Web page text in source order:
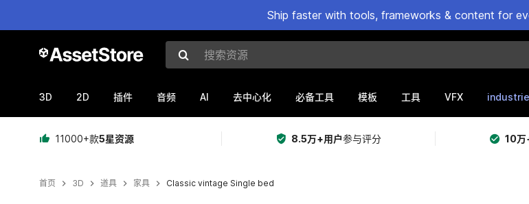
Ship faster with tools, frameworks & content for
搜索资源
3D 2D 插件 音频 AI 去中心化 必备工具 模板 工具 VFX
11000+款5星资源 8.5万+用户参与评分 10万
首页 3D 道具 家具 Classic vintage Single bed